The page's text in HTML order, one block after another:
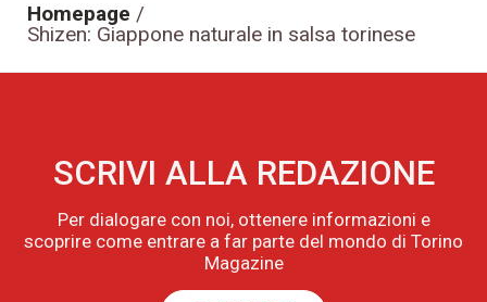
Homepage /
Shizen: Giappone naturale in salsa torinese
SCRIVI ALLA REDAZIONE
Per dialogare con noi, ottenere informazioni e
scoprire come entrare a far parte del mondo di Torino
Magazine